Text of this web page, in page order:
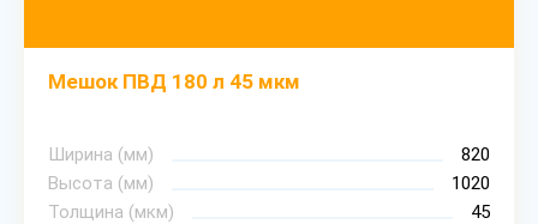
Мешок ПВД 180 л 45 мкм
Ширина (мм)
820
Высота (мм)
1020
Толщина (мкм)
45